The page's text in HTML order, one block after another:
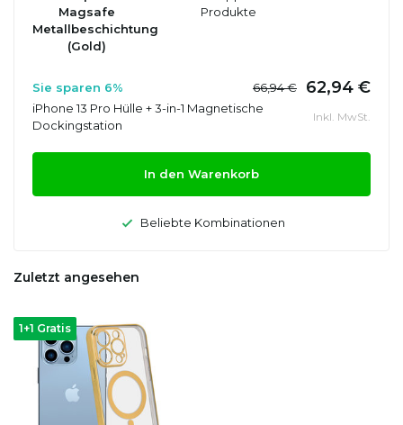
Magsafe
Metallbeschichtung
(Gold)
Produkte
Sie sparen 6% 66,94 € 62,94 €
iPhone 13 Pro Hülle + 3-in-1 Magnetische
Dockingstation
Inkl. MwSt.
In den Warenkorb
Beliebte Kombinationen
Zuletzt angesehen
1+1 Gratis